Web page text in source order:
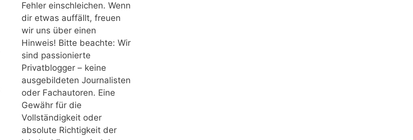
Fehler einschleichen. Wenn
dir etwas auffällt, freuen
wir uns über einen
Hinweis! Bitte beachte: Wir
sind passionierte
Privatblogger – keine
ausgebildeten Journalisten
oder Fachautoren. Eine
Gewähr für die
Vollständigkeit oder
absolute Richtigkeit der